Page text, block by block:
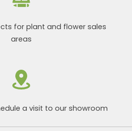
for plant and flower sales
areas
a visit to our showroom